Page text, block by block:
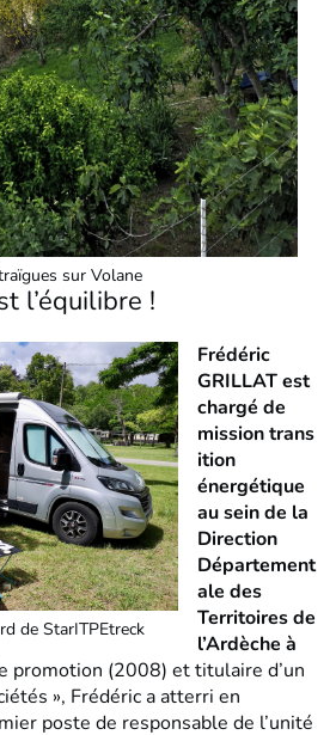
sur Volane
l’équilibre !
de StarITPEtreck
Frédéric
GRILLAT est
chargé de
mission trans
ition
énergétique
au sein de la
Direction
Département
ale des
Territoires de
l’Ardèche à
promotion (2008) et titulaire d’un
», Frédéric a atterri en
poste de responsable de l’unité